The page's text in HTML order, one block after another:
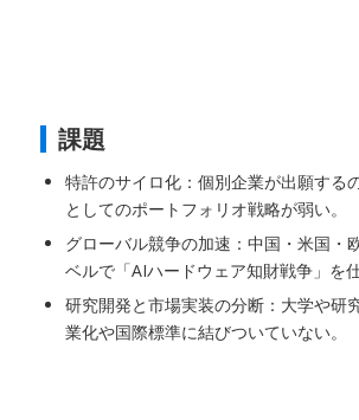
課題
特許のサイロ化：個別企業が出願する
としてのポートフォリオ戦略が弱い。
グローバル競争の加速：中国・米国・
ベルで「AIハードウェア知財戦争」を
研究開発と市場実装の分断：大学や研
業化や国際標準に結びついていない。